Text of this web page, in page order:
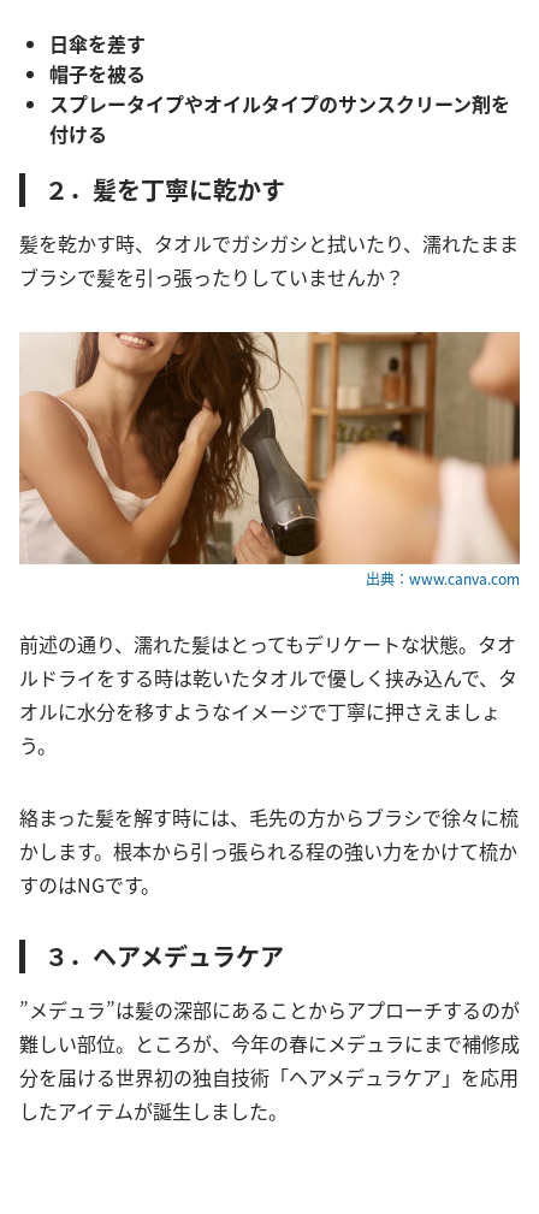
日傘を差す
帽子を被る
スプレータイプやオイルタイプのサンスクリーン剤を
付ける
２．髪を丁寧に乾かす
髪を乾かす時、タオルでガシガシと拭いたり、濡れたまま
ブラシで髪を引っ張ったりしていませんか？
出典：www.canva.com
前述の通り、濡れた髪はとってもデリケートな状態。タオ
ルドライをする時は乾いたタオルで優しく挟み込んで、タ
オルに水分を移すようなイメージで丁寧に押さえましょ
う。
絡まった髪を解す時には、毛先の方からブラシで徐々に梳
かします。根本から引っ張られる程の強い力をかけて梳か
すのはNGです。
３．ヘアメデュラケア
”メデュラ”は髪の深部にあることからアプローチするのが
難しい部位。ところが、今年の春にメデュラにまで補修成
分を届ける世界初の独自技術「ヘアメデュラケア」を応用
したアイテムが誕生しました。